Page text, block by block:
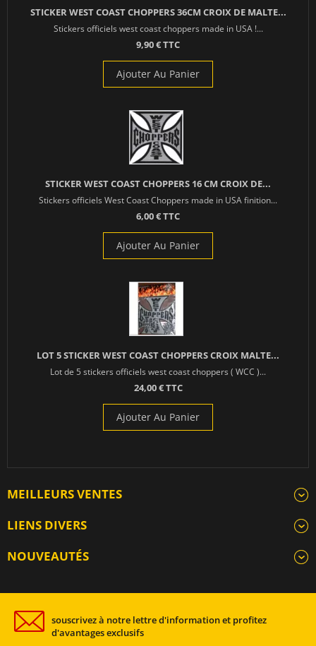
STICKER WEST COAST CHOPPERS 36CM CROIX DE MALTE...
Stickers officiels west coast choppers made in USA !...
9,90 € TTC
Ajouter Au Panier
STICKER WEST COAST CHOPPERS 16 CM CROIX DE...
Stickers officiels West Coast Choppers made in USA finition...
6,00 € TTC
Ajouter Au Panier
LOT 5 STICKER WEST COAST CHOPPERS CROIX MALTE...
Lot de 5 stickers officiels west coast choppers ( WCC )...
24,00 € TTC
Ajouter Au Panier
MEILLEURS VENTES
LIENS DIVERS
NOUVEAUTÉS
souscrivez à notre lettre d'information et profitez
d'avantages exclusifs